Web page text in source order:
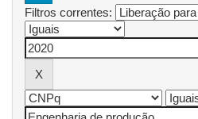
Filtros correntes: